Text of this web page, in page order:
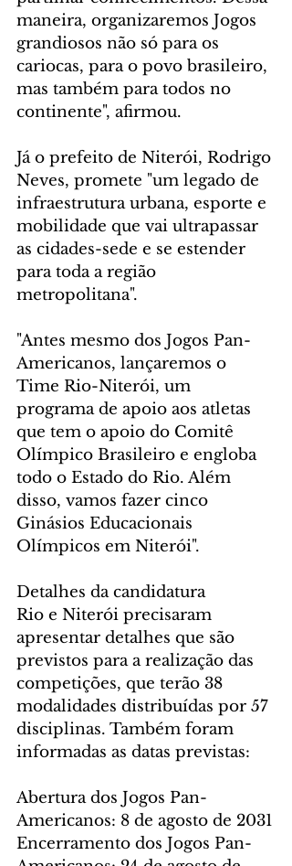
maneira, organizaremos Jogos
grandiosos não só para os
cariocas, para o povo brasileiro,
mas também para todos no
continente", afirmou.
Já o prefeito de Niterói, Rodrigo
Neves, promete "um legado de
infraestrutura urbana, esporte e
mobilidade que vai ultrapassar
as cidades-sede e se estender
para toda a região
metropolitana".
"Antes mesmo dos Jogos Pan-
Americanos, lançaremos o
Time Rio-Niterói, um
programa de apoio aos atletas
que tem o apoio do Comitê
Olímpico Brasileiro e engloba
todo o Estado do Rio. Além
disso, vamos fazer cinco
Ginásios Educacionais
Olímpicos em Niterói".
Detalhes da candidatura
Rio e Niterói precisaram
apresentar detalhes que são
previstos para a realização das
competições, que terão 38
modalidades distribuídas por 57
disciplinas. Também foram
informadas as datas previstas:
Abertura dos Jogos Pan-
Americanos: 8 de agosto de 2031
Encerramento dos Jogos Pan-